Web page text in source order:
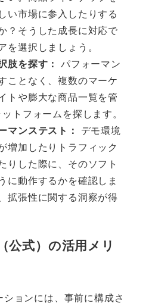
い市場に参入したりする
？そうした成長に対応で
を選択しましょう。
肢を探す： パフォーマン
ことなく、複数のマーケ
トや膨大な商品一覧を管
トフォームを探します。
マンステスト： デモ環境
増加したりトラフィック
りした際に、そのソフト
に動作するかを確認しま
拡張性に関する洞察が得
公式）の活用メリ
ョンには、事前に構成さ